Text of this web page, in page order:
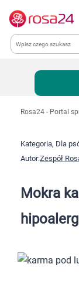
Kategorie
Chemia
Dla zwierząt
Dziecko
Rosa24 - Portal
Kategoria, Dla
Autor:Zespół
Mokra